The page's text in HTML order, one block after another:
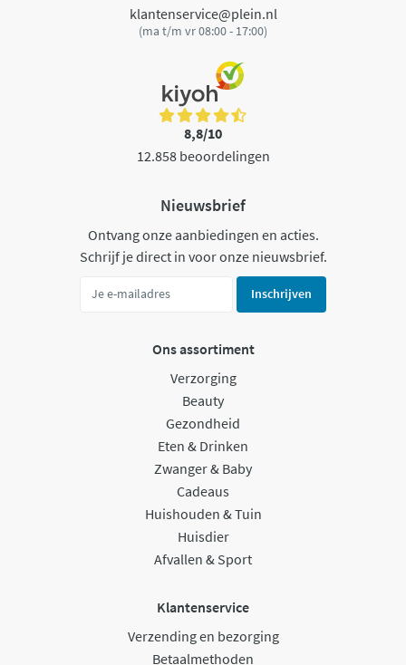
klantenservice@plein.nl
(ma t/m vr 08:00 - 17:00)
8,8/10
12.858 beoordelingen
Nieuwsbrief
Ontvang onze aanbiedingen en acties.
Schrijf je direct in voor onze nieuwsbrief.
Inschrijven
Ons assortiment
Verzorging
Beauty
Gezondheid
Eten & Drinken
Zwanger & Baby
Cadeaus
Huishouden & Tuin
Huisdier
Afvallen & Sport
Klantenservice
Verzending en bezorging
Betaalmethoden